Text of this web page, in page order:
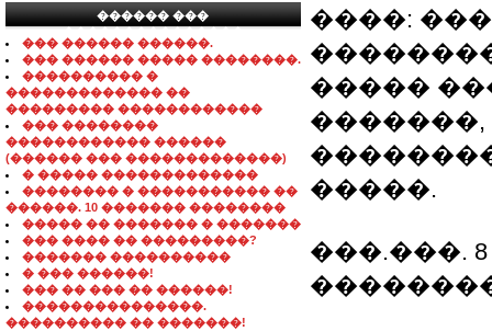
������ ���
���������������
��� ������ ������.
��� ������ ����� ��������.
���������� �
������������� ��
��������� ������������
��� ��������
������������ ������
(������ ��� �������������)
� ����� �������������
�������� � ����������� ��
������. 10 ������� ��������
����� �� ������� � �������
��� ���� �� ���������?
������� ����������
� ��� ������!
��� �� ��� �� ������!
���������������.
���������� �� �������!
����:
�����
�����.
���.���. 8